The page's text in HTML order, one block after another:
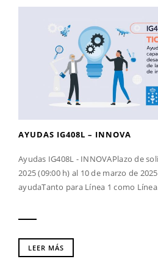
AYUDAS IG408L – INNOVA
Ayudas IG408L - INNOVAPlazo de
2025 (09:00 h) al 10 de marzo de
ayudaTanto para Línea 1 como
LEER MÁS